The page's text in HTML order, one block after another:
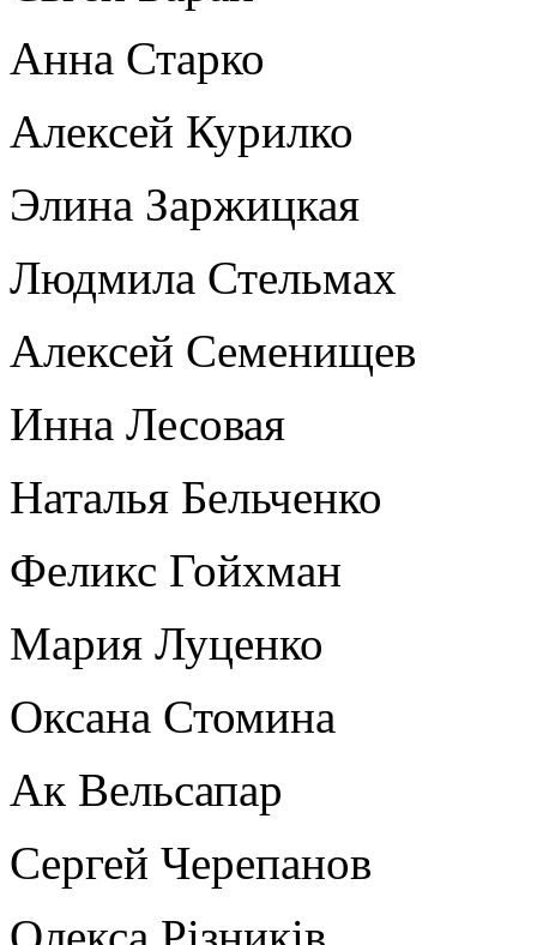
Анна Старко
Алексей Курилко
Элина Заржицкая
Людмила Стельмах
Алексей Семенищев
Инна Лесовая
Наталья Бельченко
Феликс Гойхман
Мария Луценко
Оксана Стомина
Ак Вельсапар
Сергей Черепанов